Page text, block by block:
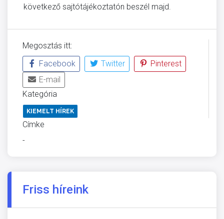
következő sajtótájékoztatón beszél majd.
Megosztás itt:
Facebook
Twitter
Pinterest
E-mail
Kategória
KIEMELT HÍREK
Címke
-
Friss híreink